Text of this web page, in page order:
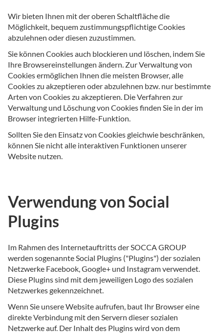
Wir bieten Ihnen mit der oberen Schaltfläche die
Möglichkeit, bequem zustimmungspflichtige Cookies
abzulehnen oder diesen zuzustimmen.
Sie können Cookies auch blockieren und löschen, indem Sie
Ihre Browsereinstellungen ändern. Zur Verwaltung von
Cookies ermöglichen Ihnen die meisten Browser, alle
Cookies zu akzeptieren oder abzulehnen bzw. nur bestimmte
Arten von Cookies zu akzeptieren. Die Verfahren zur
Verwaltung und Löschung von Cookies finden Sie in der im
Browser integrierten Hilfe-Funktion.
Sollten Sie den Einsatz von Cookies gleichwie beschränken,
können Sie nicht alle interaktiven Funktionen unserer
Website nutzen.
Verwendung von Social
Plugins
Im Rahmen des Internetauftritts der SOCCA GROUP
werden sogenannte Social Plugins ("Plugins") der sozialen
Netzwerke Facebook, Google+ und Instagram verwendet.
Diese Plugins sind mit dem jeweiligen Logo des sozialen
Netzwerkes gekennzeichnet.
Wenn Sie unsere Website aufrufen, baut Ihr Browser eine
direkte Verbindung mit den Servern dieser sozialen
Netzwerke auf. Der Inhalt des Plugins wird von dem